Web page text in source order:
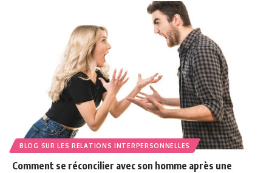
BLOG SUR LES RELATIONS INTERPERSONNELLES
Comment se réconcilier avec son homme après une